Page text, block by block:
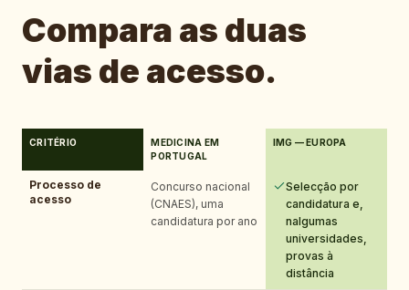
Compara as duas
vias de acesso.
CRITÉRIO
MEDICINA EM
PORTUGAL
IMG — EUROPA
Processo de
acesso
Concurso nacional
(CNAES), uma
candidatura por ano
Selecção por
candidatura e,
nalgumas
universidades,
provas à
distância